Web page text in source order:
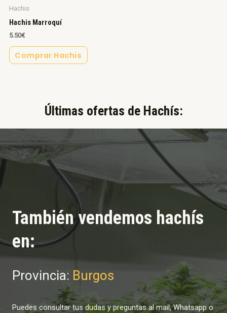
Hachis
Hachis Marroquí
5.50€
Comprar Hachis
Últimas ofertas de Hachís:​
También vendemos hachís
en:
Provincia: Burgos
Puedes consultar tus dudas y preguntas al mail, Whatsapp o